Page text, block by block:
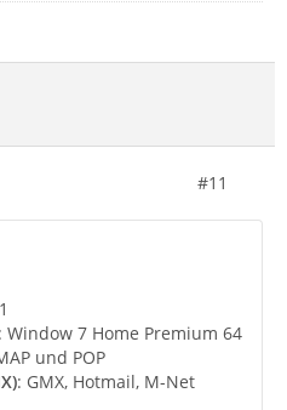
#11
: Window 7 Home Premium 64
und POP
: GMX, Hotmail, M-Net